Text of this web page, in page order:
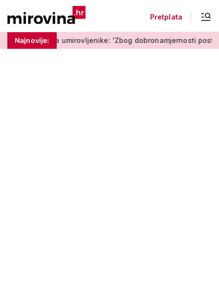
Pretplata
Najnovije:'Zbog dobronamjernosti postaju meta prijevare'